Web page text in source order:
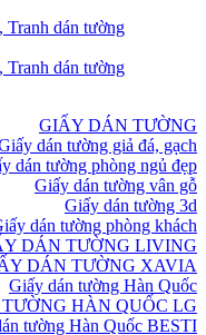
GIẤY DÁN TƯỜNG
dán tường giả đá, gạch
dán tường phòng ngủ đẹp
Giấy dán tường vân gỗ
Giấy dán tường 3d
dán tường phòng khách
DÁN TƯỜNG LIVING
DÁN TƯỜNG XAVIA
Giấy dán tường Hàn Quốc
HÀN QUỐC LG
tường Hàn Quốc BESTI